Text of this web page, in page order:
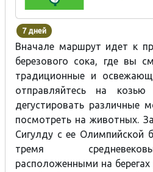
7 дней
Вначале маршрут идет к
березового сока, где вы
традиционные и
отправляйтесь на
дегустировать различные
посмотреть на животных.
Сигулду с ее Олимпийской
тремя
расположенными на берегах